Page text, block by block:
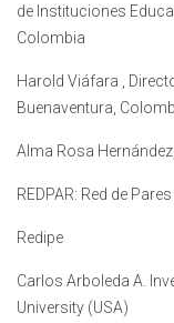
de Instituciones
Colombia
Harold Viáfara ,
Buenaventura,
Alma Rosa
REDPAR: Red de
Redipe
Carlos Arboleda A.
University (USA)